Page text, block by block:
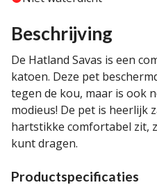
Beschrijving
De Hatland Savas is een
katoen. Deze pet
tegen de kou, maar is ook
modieus! De pet is heerlijk
hartstikke comfortabel zit,
kunt dragen.
Productspecificaties